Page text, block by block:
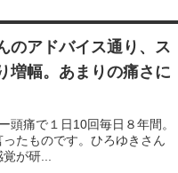
のアドバイス通り、ス
増幅。あまりの痛さに
痛で１日10回毎日８年間。
たものです。ひろゆきさん
が研...